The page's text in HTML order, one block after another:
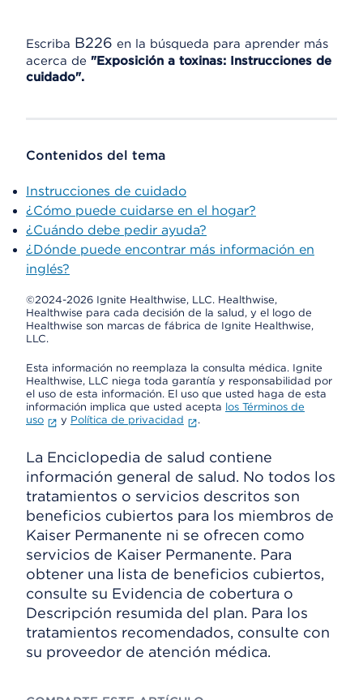
Escriba B226 en la búsqueda para aprender más
acerca de "Exposición a toxinas: Instrucciones de
cuidado".
Contenidos del tema
Instrucciones de cuidado
¿Cómo puede cuidarse en el hogar?
¿Cuándo debe pedir ayuda?
¿Dónde puede encontrar más información en
inglés?
©2024-2026 Ignite Healthwise, LLC. Healthwise,
Healthwise para cada decisión de la salud, y el logo de
Healthwise son marcas de fábrica de Ignite Healthwise,
LLC.
Esta información no reemplaza la consulta médica. Ignite
Healthwise, LLC niega toda garantía y responsabilidad por
el uso de esta información. El uso que usted haga de esta
información implica que usted acepta los Términos de
uso
y Política de privacidad .
La Enciclopedia de salud contiene
información general de salud. No todos los
tratamientos o servicios descritos son
beneficios cubiertos para los miembros de
Kaiser Permanente ni se ofrecen como
servicios de Kaiser Permanente. Para
obtener una lista de beneficios cubiertos,
consulte su Evidencia de cobertura o
Descripción resumida del plan. Para los
tratamientos recomendados, consulte con
su proveedor de atención médica.